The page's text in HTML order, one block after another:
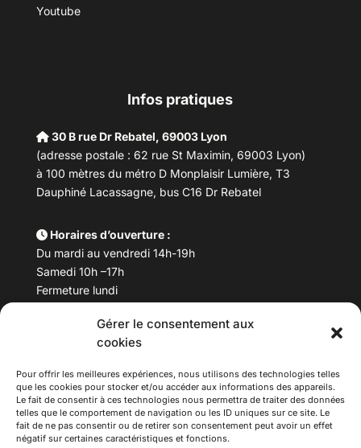
Gérer le consentement aux
cookies
Pour offrir les meilleures expériences, nous utilisons des technologies telles
que les cookies pour stocker et/ou accéder aux informations des appareils.
Le fait de consentir à ces technologies nous permettra de traiter des données
telles que le comportement de navigation ou les ID uniques sur ce site. Le
fait de ne pas consentir ou de retirer son consentement peut avoir un effet
négatif sur certaines caractéristiques et fonctions.
Youtube
Infos pratiques
30 B rue Dr Rebatel, 69003 Lyon
(adresse postale : 62 rue St Maximin, 69003 Lyon)
à 100 mètres du métro D Monplaisir Lumière, T3
Dauphiné Lacassagne, bus C16 Dr Rebatel
Horaires d’ouverture :
Du mardi au vendredi 14h-19h
Samedi 10h –17h
Fermeture lundi
Téléphone : 04 78 53 06 40
maisondesculturesasiatiques@asiexpo.com